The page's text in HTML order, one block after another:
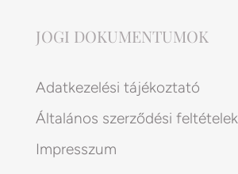
JOGI DOKUMENTUMOK
Adatkezelési tájékoztató
Általános szerződési feltételek
Impresszum